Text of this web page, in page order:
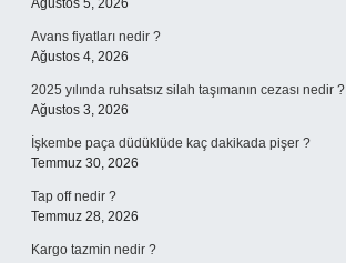
Ağustos 5, 2026
Avans fiyatları nedir ?
Ağustos 4, 2026
2025 yılında ruhsatsız silah taşımanın cezası nedir ?
Ağustos 3, 2026
İşkembe paça düdüklüde kaç dakikada pişer ?
Temmuz 30, 2026
Tap off nedir ?
Temmuz 28, 2026
Kargo tazmin nedir ?